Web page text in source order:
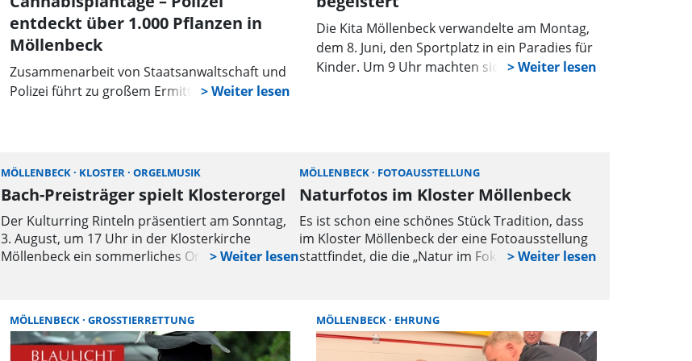
entdeckt über 1.000 Pflanzen in
Möllenbeck
Zusammenarbeit von Staatsanwaltschaft und
Polizei führt zu großem Ermittlungserfolg
Die Kita Möllenbeck verwandelte am Montag,
dem 8. Juni, den Sportplatz in ein Paradies für
Kinder. Um 9 Uhr machten sich die Kleinen
MÖLLENBECK KLOSTER ORGELMUSIK
Bach-Preisträger spielt Klosterorgel
Der Kulturring Rinteln präsentiert am Sonntag,
3. August, um 17 Uhr in der Klosterkirche
Möllenbeck ein sommerliches Orgelkonzert. An
der Bachschen Orgelwerke. Matthias Neumann
ist Professor für künstlerisches Orgelspiel an der
MÖLLENBECK FOTOAUSSTELLUNG
Naturfotos im Kloster Möllenbeck
Es ist schon eine schönes Stück Tradition, dass
im Kloster Möllenbeck der eine Fotoausstellung
stattfindet, die die „Natur im Fokus” hat. Die
Landschaftsfotografie auf ihre Kosten. Die
Ausstellenden sind in diesem Jahr Melanie
MÖLLENBECK GROSSTIERRETTUNG MÖLLENBECK EHRUNG